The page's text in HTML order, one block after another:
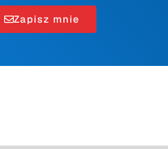
Zapisz mnie